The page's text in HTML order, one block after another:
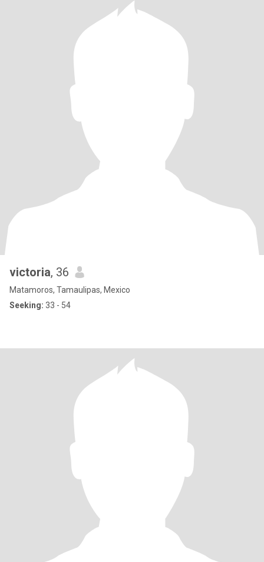
victoria, 36
Matamoros, Tamaulipas, Mexico
Seeking: 33 - 54